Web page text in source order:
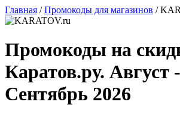
Главная /Промокоды для магазинов /
Промокоды на
Каратов.ру. Август -
Сентябрь 2026